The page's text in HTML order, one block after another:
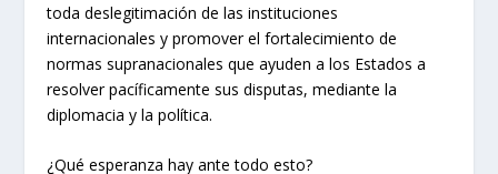
toda deslegitimación de las instituciones
internacionales y promover el fortalecimiento de
normas supranacionales que ayuden a los Estados a
resolver pacíficamente sus disputas, mediante la
diplomacia y la política.
¿Qué esperanza hay ante todo esto?